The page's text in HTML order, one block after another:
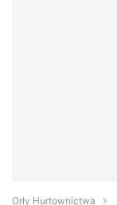
Orły Hurtownictwa